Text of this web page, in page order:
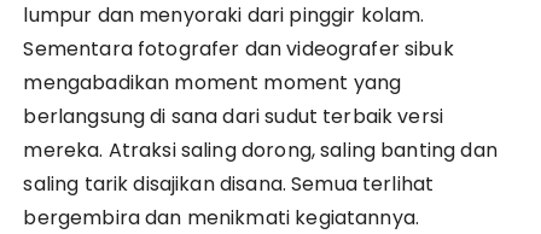
lumpur dan menyoraki dari pinggir kolam.
Sementara fotografer dan videografer sibuk
mengabadikan moment moment yang
berlangsung di sana dari sudut terbaik versi
mereka. Atraksi saling dorong, saling banting dan
saling tarik disajikan disana. Semua terlihat
bergembira dan menikmati kegiatannya.